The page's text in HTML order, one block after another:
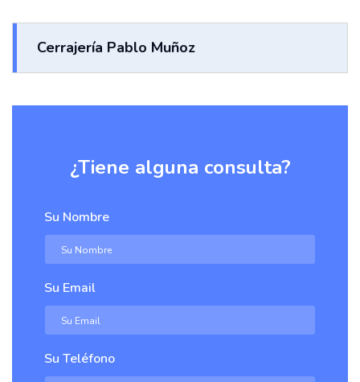
Cerrajería Pablo Muñoz
¿Tiene alguna consulta?
Su Nombre
Su Email
Su Teléfono